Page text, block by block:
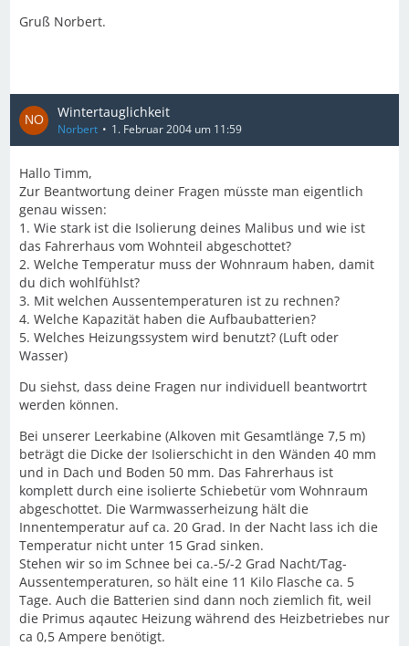
Gruß Norbert.
Wintertauglichkeit
Norbert 1. Februar 2004 um 11:59
Hallo Timm,
Zur Beantwortung deiner Fragen müsste man eigentlich
genau wissen:
1. Wie stark ist die Isolierung deines Malibus und wie ist
das Fahrerhaus vom Wohnteil abgeschottet?
2. Welche Temperatur muss der Wohnraum haben, damit
du dich wohlfühlst?
3. Mit welchen Aussentemperaturen ist zu rechnen?
4. Welche Kapazität haben die Aufbaubatterien?
5. Welches Heizungssystem wird benutzt? (Luft oder
Wasser)
Du siehst, dass deine Fragen nur individuell beantwortrt
werden können.
Bei unserer Leerkabine (Alkoven mit Gesamtlänge 7,5 m)
beträgt die Dicke der Isolierschicht in den Wänden 40 mm
und in Dach und Boden 50 mm. Das Fahrerhaus ist
komplett durch eine isolierte Schiebetür vom Wohnraum
abgeschottet. Die Warmwasserheizung hält die
Innentemperatur auf ca. 20 Grad. In der Nacht lass ich die
Temperatur nicht unter 15 Grad sinken.
Stehen wir so im Schnee bei ca.-5/-2 Grad Nacht/Tag-
Aussentemperaturen, so hält eine 11 Kilo Flasche ca. 5
Tage. Auch die Batterien sind dann noch ziemlich fit, weil
die Primus aqautec Heizung während des Heizbetriebes nur
ca 0,5 Ampere benötigt.